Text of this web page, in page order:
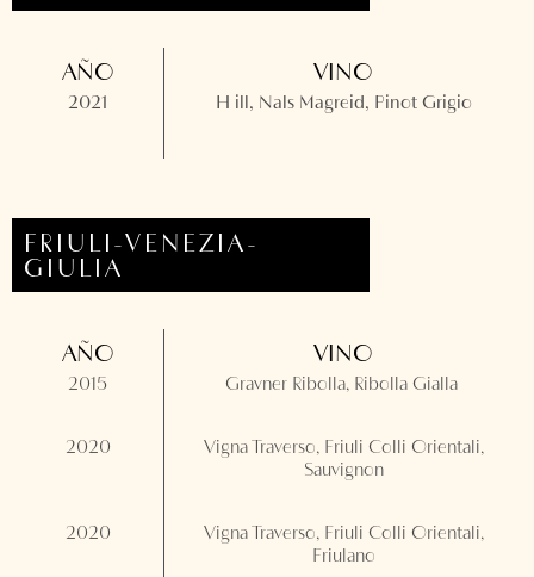
AÑO
2021
VINO
H ill, Nals Magreid, Pinot Grigio
FRIULI-VENEZIA-
GIULIA
AÑO
2015
VINO
Gravner Ribolla, Ribolla Gialla
2020
Vigna Traverso, Friuli Colli Orientali,
Sauvignon
2020
Vigna Traverso, Friuli Colli Orientali,
Friulano